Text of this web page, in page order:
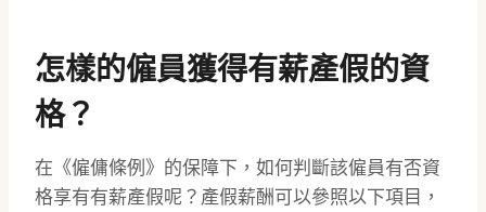
怎樣的僱員獲得有薪產假的資
格？
在《僱傭條例》的保障下，如何判斷該僱員有否資
格享有有薪產假呢？產假薪酬可以參照以下項目，